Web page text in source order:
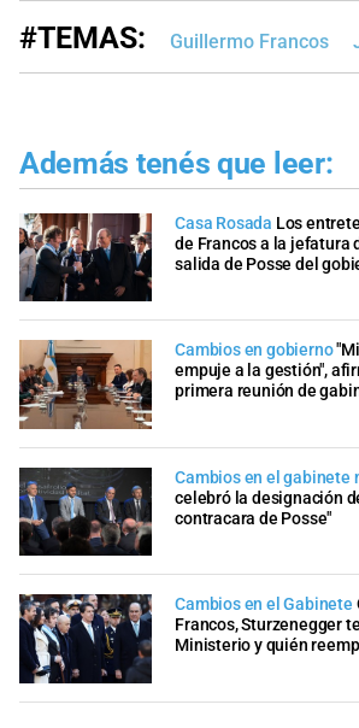
#TEMAS: Guillermo Francos
Además tenés que leer:
Casa Rosada Los
de Francos a la jefatura
salida de Posse del
Cambios en gobierno
empuje a la gestión",
primera reunión de
Cambios en el gabinete
celebró la designación
contracara de Posse"
Cambios en el Gabinete
Francos, Sturzenegger
Ministerio y quién